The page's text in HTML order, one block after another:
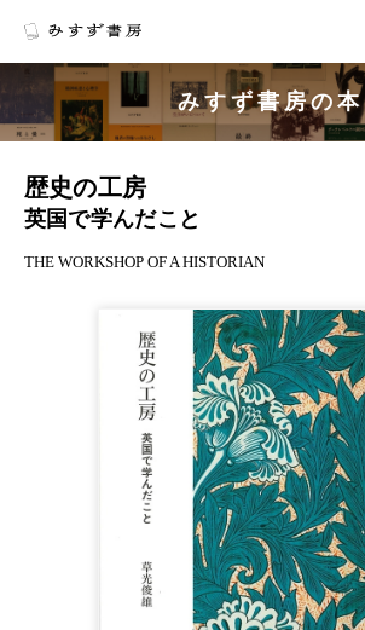
みすず書房の本
歴史の工房
英国で学んだこと
THE WORKSHOP OF A HISTORIAN